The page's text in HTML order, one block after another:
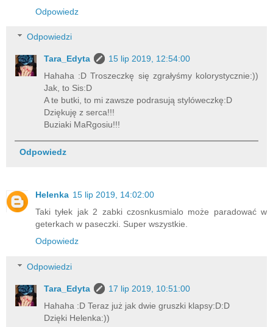
Odpowiedz
Odpowiedzi
Tara_Edyta
15 lip 2019, 12:54:00
Hahaha :D Troszeczkę się zgrałyśmy kolorystycznie:))
Jak, to Sis:D
A te butki, to mi zawsze podrasują stylóweczkę:D
Dziękuję z serca!!!
Buziaki MaRgosiu!!!
Odpowiedz
Helenka 15 lip 2019, 14:02:00
Taki tyłek jak 2 zabki czosnkusmialo może paradować w
geterkach w paseczki. Super wszystkie.
Odpowiedz
Odpowiedzi
Tara_Edyta
17 lip 2019, 10:51:00
Hahaha :D Teraz już jak dwie gruszki klapsy:D:D
Dzięki Helenka:))